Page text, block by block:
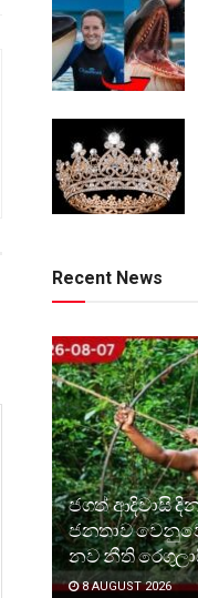
Recent News
ජගත් ආදිවාසි
ජනතාව
නව නීති
8 AUGUST 2026